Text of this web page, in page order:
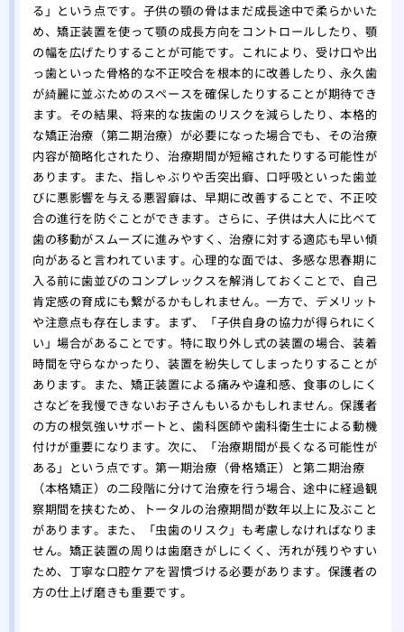
る」という点です。子供の顎の骨はまだ成長途中で柔らかいた
め、矯正装置を使って顎の成長方向をコントロールしたり、顎
の幅を広げたりすることが可能です。これにより、受け口や出
っ歯といった骨格的な不正咬合を根本的に改善したり、永久歯
が綺麗に並ぶためのスペースを確保したりすることが期待でき
ます。その結果、将来的な抜歯のリスクを減らしたり、本格的
な矯正治療（第二期治療）が必要になった場合でも、その治療
内容が簡略化されたり、治療期間が短縮されたりする可能性が
あります。また、指しゃぶりや舌突出癖、口呼吸といった歯並
びに悪影響を与える悪習癖は、早期に改善することで、不正咬
合の進行を防ぐことができます。さらに、子供は大人に比べて
歯の移動がスムーズに進みやすく、治療に対する適応も早い傾
向があると言われています。心理的な面では、多感な思春期に
入る前に歯並びのコンプレックスを解消しておくことで、自己
肯定感の育成にも繋がるかもしれません。一方で、デメリット
や注意点も存在します。まず、「子供自身の協力が得られにく
い」場合があることです。特に取り外し式の装置の場合、装着
時間を守らなかったり、装置を紛失してしまったりすることが
あります。また、矯正装置による痛みや違和感、食事のしにく
さなどを我慢できないお子さんもいるかもしれません。保護者
の方の根気強いサポートと、歯科医師や歯科衛生士による動機
付けが重要になります。次に、「治療期間が長くなる可能性が
ある」という点です。第一期治療（骨格矯正）と第二期治療
（本格矯正）の二段階に分けて治療を行う場合、途中に経過観
察期間を挟むため、トータルの治療期間が数年以上に及ぶこと
があります。また、「虫歯のリスク」も考慮しなければなりま
せん。矯正装置の周りは歯磨きがしにくく、汚れが残りやすい
ため、丁寧な口腔ケアを習慣づける必要があります。保護者の
方の仕上げ磨きも重要です。